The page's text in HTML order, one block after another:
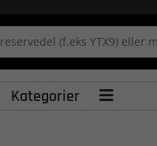
Kategorier 